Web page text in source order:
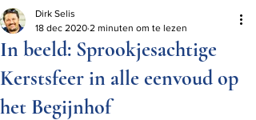
In beeld: Sprookjesachtige
Kerstsfeer in alle eenvoud op
het Begijnhof
Dirk Selis
18 dec 2020 2 minuten om te lezen